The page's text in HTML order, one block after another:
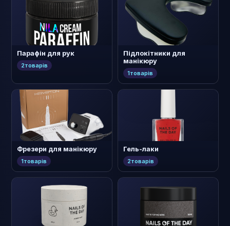
Парафін для рук
2товарів
Підлокітники для
манікюру
1товарів
Фрезери для манікюру
1товарів
Гель-лаки
2товарів